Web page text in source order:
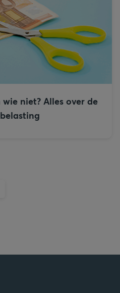
niet? Alles over de